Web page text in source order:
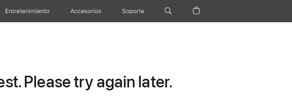
Entretenimiento Accesorios Soporte
Please try again later.